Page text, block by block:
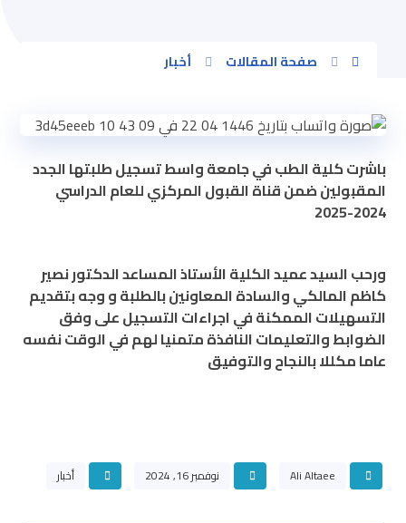
صفحة المقالات أخبار
باشرت كلية الطب في جامعة واسط تسجيل طلبتها الجدد
المقبولين ضمن قناة القبول المركزي للعام الدراسي
2024-2025
ورحب السيد عميد الكلية الأستاذ المساعد الدكتور نصير
كاظم المالكي والسادة المعاونين بالطلبة و وجه بتقديم
التسهيلات الممكنة في اجراءات التسجيل على وفق
الضوابط والتعليمات النافذة متمنيا لهم في الوقت نفسه
عاما مكللا بالنجاح والتوفيق
Ali Altaee نوفمبر 16, 2024 أخبار